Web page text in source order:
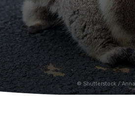
Shutterstock /